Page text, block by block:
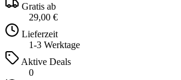
Gratis ab
29,00 €
Lieferzeit
1-3 Werktage
Aktive Deals
0